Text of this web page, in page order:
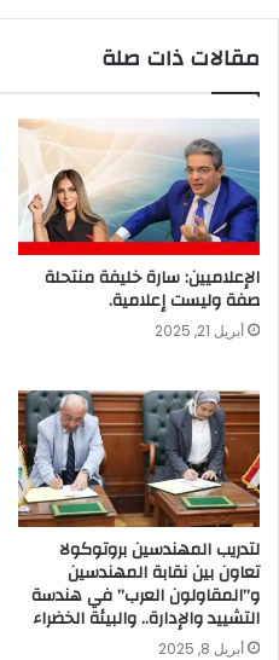
مقالات ذات صلة
الإعلاميين: سارة خليفة منتحلة
صفة وليست إعلامية.
أبريل 21, 2025
لتدريب المهندسين بروتوكولا
تعاون بين نقابة المهندسين
و”المقاولون العرب” في هندسة
التشييد والإدارة.. والبيئة الخضراء
أبريل 8, 2025